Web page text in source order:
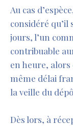
Au cas
considéré qu’il
jours, l’un
contribuable
en heure, alors
même délai
la veille du
Dès lors, à